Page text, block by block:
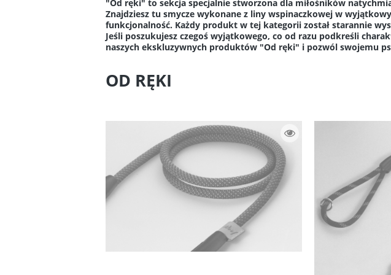
"Od ręki" to sekcja specjalnie stworzona dla miłośników
Znajdziesz tu smycze wykonane z liny wspinaczkowej w
funkcjonalność. Każdy produkt w tej kategorii został starannie
Jeśli poszukujesz czegoś wyjątkowego, co od razu podkreśli
naszych ekskluzywnych produktów "Od ręki" i pozwól swojemu
OD RĘKI